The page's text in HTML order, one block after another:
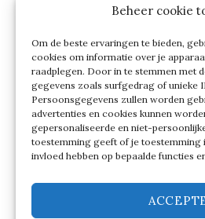
Beheer cookie
Om de beste ervaringen te bieden,
cookies om informatie over je
raadplegen. Door in te stemmen met
gegevens zoals surfgedrag of unieke
Persoonsgegevens zullen worden
advertenties en cookies kunnen
gepersonaliseerde en niet-
toestemming geeft of je toestemming
invloed hebben op bepaalde functies